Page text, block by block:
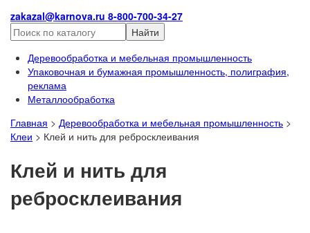
zakazal@karnova.ru 8-800-700-34-27
Найти
Деревообработка и мебельная промышленность
Упаковочная и бумажная промышленность, полиграфия,
реклама
Металлообработка
Главная > Деревообработка и мебельная промышленность >
Клеи > Клей и нить для ребросклеивания
Клей и нить для
ребросклеивания